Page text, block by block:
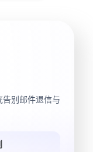
别邮件退信与